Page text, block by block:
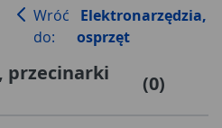
Wróć
do:
Elektronarzędzia,
osprzęt
przecinarki
(0)